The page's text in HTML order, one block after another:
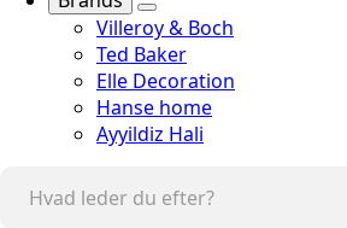
Villeroy & Boch
Ted Baker
Elle Decoration
Hanse home
Ayyildiz Hali